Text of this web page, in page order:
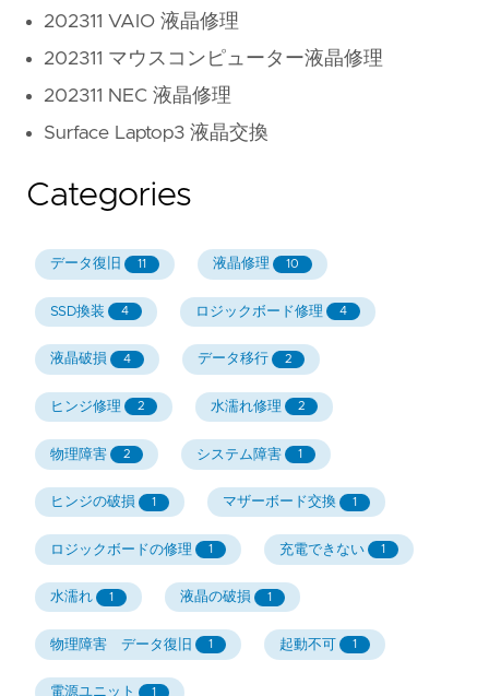
202311 VAIO 液晶修理
202311 マウスコンピューター液晶修理
202311 NEC 液晶修理
Surface Laptop3 液晶交換
Categories
データ復旧 11 液晶修理 10
SSD換装 4 ロジックボード修理 4
液晶破損 4 データ移行 2
ヒンジ修理 2 水濡れ修理 2
物理障害 2 システム障害 1
ヒンジの破損 1 マザーボード交換 1
ロジックボードの修理 1 充電できない 1
水濡れ 1 液晶の破損 1
物理障害 データ復旧 1 起動不可 1
電源ユニット 1